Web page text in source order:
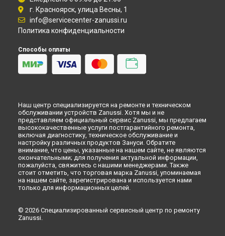
Самаре
Замена прессостата посудомоечной машины Zanussi в
Красноярске
Замена прессостата посудомоечной машины Zanussi в
Перми
Кирове
Замена прессостата посудомоечной машины Zanussi в
Оренбурге
Замена прессостата посудомоечной машины Zanussi в
Кемерово
Замена прессостата посудомоечной машины Zanussi в
Новокузнецке
Замена прессостата посудомоечной машины Zanussi в
Рязани
Астрахани
Замена прессостата посудомоечной машины Zanussi в
г. Красноярск, улица Весны, 1
info@servicecenter-zanussi.ru
Политика конфиденциальности
Способы оплаты
Наш центр специализируется на ремонте и техническом
обслуживании устройств Zanussi. Хотя мы и не
представляем официальный сервис Zanussi, мы предлагаем
высококачественные услуги постгарантийного ремонта,
включая диагностику, техническое обслуживание и
настройку различных продуктов Зануси. Обратите
внимание, что цены, указанные на нашем сайте, не являются
окончательными; для получения актуальной информации,
пожалуйста, свяжитесь с нашими менеджерами. Также
стоит отметить, что торговая марка Zanussi, упоминаемая
на нашем сайте, зарегистрирована и используется нами
только для информационных целей.
© 2026 Специализированный сервисный центр по ремонту
Zanussi.